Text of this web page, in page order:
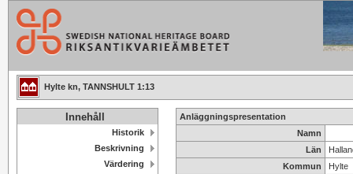
Hylte kn, TANNSHULT 1:13
Innehåll
Historik
Beskrivning
Värdering
Anläggningspresentation
Namn
Län
Kommun
Hylte